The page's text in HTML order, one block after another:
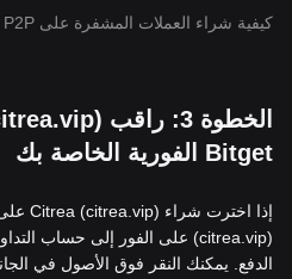
كيفية شراء العملات المشفرة على Bitget P2P
Bitget الفورية الخاصة بك
الدفع. يمكنك النقر فوق الأصول في